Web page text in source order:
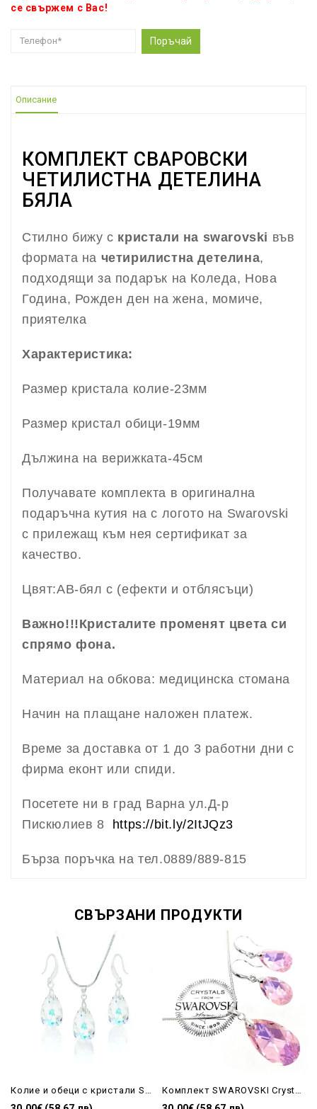
се свържем с Вас!
Поръчай
Описание
КОМПЛЕКТ СВАРОВСКИ
ЧЕТИЛИСТНА ДЕТЕЛИНА
БЯЛА
Стилно бижу с кристали на swarovski във
формата на четирилистна детелина,
подходящи за подарък на Коледа, Нова
Година, Рожден ден на жена, момиче,
приятелка
Характеристика:
Размер кристала колие-23мм
Размер кристал обици-19мм
Дължина на верижката-45см
Получавате комплекта в оригинална
подаръчна кутия на с логото на Swarovski
с прилежащ към нея сертификат за
качество.
Цвят:AB-бял с (ефекти и отблясъци)
Важно!!!Кристалите променят цвета си
спрямо фона.
Материал на обкова: медицинска стомана
Начин на плащане наложен платеж.
Време за доставка от 1 до 3 работни дни с
фирма еконт или спиди.
Посетете ни в град Варна ул.Д-р
Пискюлиев 8 https://bit.ly/2ItJQz3
Бърза поръчка на тел.0889/889-815
СВЪРЗАНИ ПРОДУКТИ